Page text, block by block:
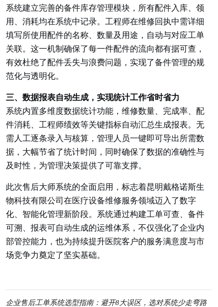
系统建立完善的备件库存管理模块，所有配件入库、领
用、消耗均在系统中记录。工程师在维修回执中需详细
填写所使用配件的名称、数量及用途，自动与对应工单
关联。这一机制确保了每一件配件的流向都有据可查，
有效杜绝了配件丢失与浪费问题，实现了备件管理的规
范化与透明化。
三、数据报表自动生成，实现统计工作省时省力
系统内置多维度数据统计功能，维修数量、完成率、配
件消耗、工程师绩效等关键指标自动汇总生成报表。无
需人工逐条录入与核算，管理人员一键即可导出所需数
据，大幅节省了统计时间，同时确保了数据的准确性与
及时性，为管理决策提供了可靠支撑。
此次售后大师系统的全面启用，标志着昆明戴格诺斯生
物科技有限公司在医疗设备维修服务领域迈入了数字
化、智能化管理新阶段。系统通过构建工单可查、备件
可溯、报表可自动生成的运维体系，不仅强化了企业内
部管控能力，也为持续提升医院客户的服务满意度与市
场竞争力奠定了坚实基础。
企业售后工单系统选型指南：避开8大误区，选对系统少走弯路